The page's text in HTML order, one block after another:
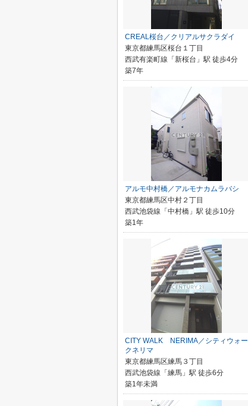
CREAL桜台／クリアルサクラダイ
東京都練馬区桜台１丁目
西武有楽町線「新桜台」駅 徒歩4分
築7年
アルモ中村橋／アルモナカムラバシ
東京都練馬区中村２丁目
西武池袋線「中村橋」駅 徒歩10分
築1年
CITY WALK NERIMA／シティウォー
クネリマ
東京都練馬区練馬３丁目
西武池袋線「練馬」駅 徒歩6分
築1年未満